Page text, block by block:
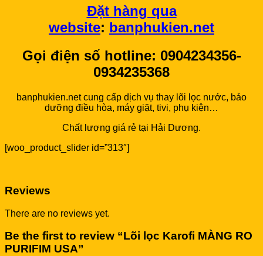
Đặt hàng qua
website: banphukien.net
Gọi điện số hotline: 0904234356-
0934235368
banphukien.net cung cấp dịch vụ thay lõi lọc nước, bảo
dưỡng điều hòa, máy giặt, tivi, phụ kiện…
Chất lượng giá rẻ tại Hải Dương.
[woo_product_slider id=”313″]
Reviews
There are no reviews yet.
Be the first to review “Lõi lọc Karofi MÀNG RO
PURIFIM USA”